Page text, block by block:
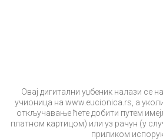
Овај дигитални уџбеник налази се
учионица на www.eucionica.rs, а
откључавање ћете добити путем
платном картицом) или уз рачун (у
приликом